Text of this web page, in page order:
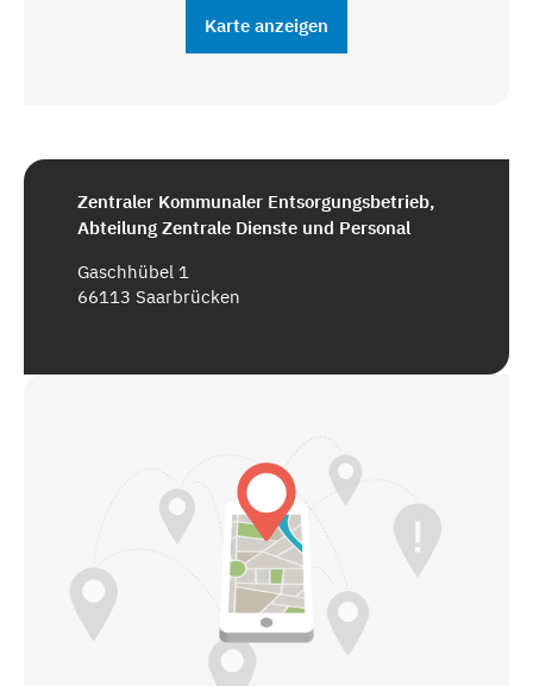
Karte anzeigen
Zentraler Kommunaler Entsorgungsbetrieb,
Abteilung Zentrale Dienste und Personal
Gaschhübel 1
66113 Saarbrücken